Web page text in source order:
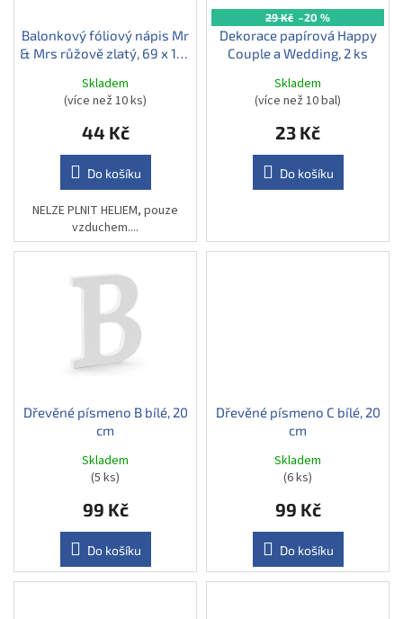
Balonkový fóliový nápis Mr
& Mrs růžově zlatý, 69 x 125
Skladem
(více než 10 ks)
44 Kč
Do košíku
NELZE PLNIT HELIEM, pouze
vzduchem....
29 Kč –20 %
Dekorace papírová Happy
Couple a Wedding, 2 ks
Skladem
(více než 10 bal)
23 Kč
Do košíku
Dřevěné písmeno B bílé, 20
cm
Skladem
(5 ks)
99 Kč
Do košíku
Dřevěné písmeno C bílé, 20
cm
Skladem
(6 ks)
99 Kč
Do košíku